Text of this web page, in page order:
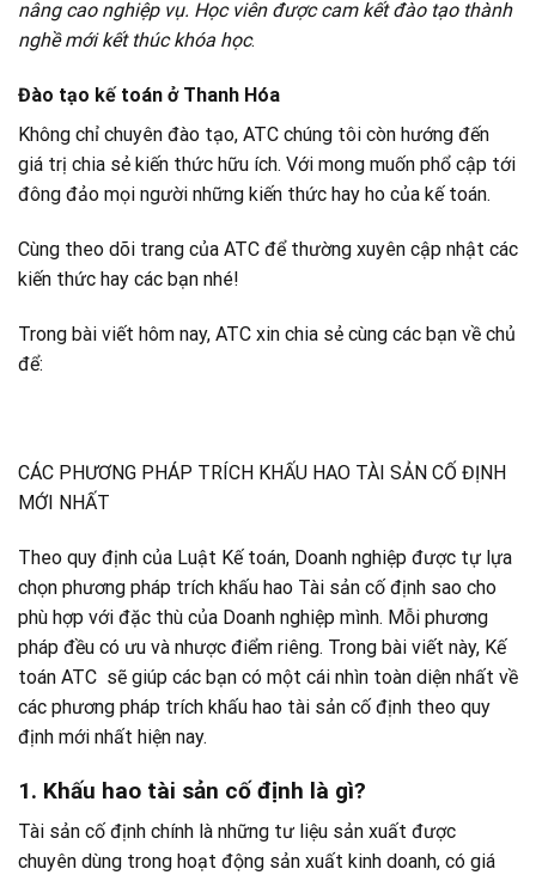
nâng cao nghiệp vụ. Học viên được cam kết đào tạo thành
nghề mới kết thúc khóa học.
Đào tạo kế toán ở Thanh Hóa
Không chỉ chuyên đào tạo, ATC chúng tôi còn hướng đến
giá trị chia sẻ kiến thức hữu ích. Với mong muốn phổ cập tới
đông đảo mọi người những kiến thức hay ho của kế toán.
Cùng theo dõi trang của ATC để thường xuyên cập nhật các
kiến thức hay các bạn nhé!
Trong bài viết hôm nay, ATC xin chia sẻ cùng các bạn về chủ
để:
CÁC PHƯƠNG PHÁP TRÍCH KHẤU HAO TÀI SẢN CỐ ĐỊNH
MỚI NHẤT
Theo quy định của Luật Kế toán, Doanh nghiệp được tự lựa
chọn phương pháp trích khấu hao Tài sản cố định sao cho
phù hợp với đặc thù của Doanh nghiệp mình. Mỗi phương
pháp đều có ưu và nhược điểm riêng. Trong bài viết này, Kế
toán ATC sẽ giúp các bạn có một cái nhìn toàn diện nhất về
các phương pháp trích khấu hao tài sản cố định theo quy
định mới nhất hiện nay.
1. Khấu hao tài sản cố định là gì?
Tài sản cố định chính là những tư liệu sản xuất được
chuyên dùng trong hoạt động sản xuất kinh doanh, có giá